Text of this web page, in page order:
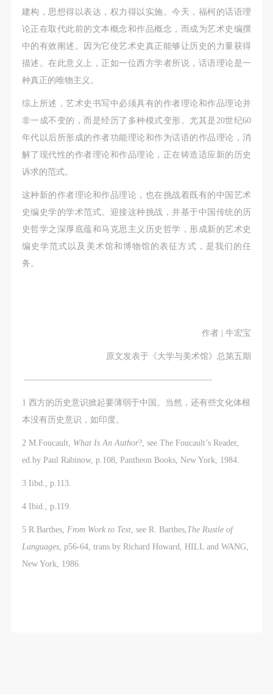
建构，思想得以表达，权力得以实施。今天，福柯的话语理
论正在取代此前的文本概念和作品概念，而成为艺术史编撰
中的有效阐述。因为它使艺术史真正能够让历史的力量获得
描述。在此意义上，正如一位西方学者所说，话语理论是一
种真正的唯物主义。
综上所述，艺术史书写中必须具有的作者理论和作品理论并
非一成不变的，而是经历了多种模式变形。尤其是20世纪60
年代以后所形成的作者功能理论和作为话语的作品理论，消
解了现代性的作者理论和作品理论，正在铸造适应新的历史
诉求的范式。
这种新的作者理论和作品理论，也在挑战着既有的中国艺术
史编史学的学术范式。迎接这种挑战，并基于中国传统的历
史哲学之深厚底蕴和马克思主义历史哲学，形成新的艺术史
编史学范式以及美术馆和博物馆的表征方式，是我们的任
务。
作者 | 牛宏宝
原文发表于《大学与美术馆》总第五期
——————————————————————
1 西方的历史意识掀起要薄弱于中国。当然，还有些文化体根
本没有历史意识，如印度。
2 M.Foucault, What Is An Author?, see The Foucault’s Reader,
ed.by Paul Rabinow, p.108, Pantheon Books, New York, 1984.
3 Iibd., p.113.
4 Ibid., p.119.
5 R.Barthes, From Work to Text, see R. Barthes, The Rustle of
Languages, p56-64, trans.by Richard Howard, HILL and WANG,
New York, 1986.